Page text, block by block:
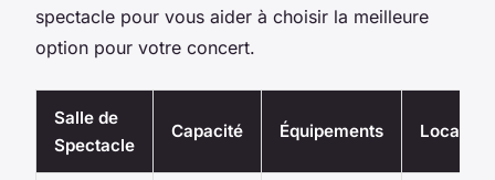
spectacle pour vous aider à choisir la meilleure
option pour votre concert.
Salle de
Spectacle
Capacité Équipements